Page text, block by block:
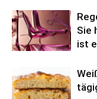
Sie
ist